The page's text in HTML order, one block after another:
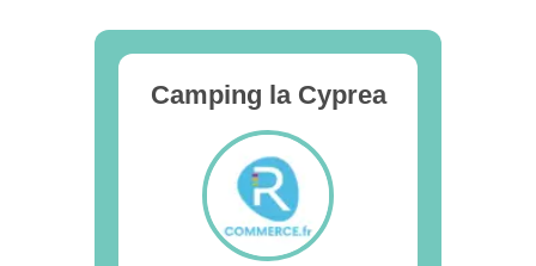
Camping la Cyprea